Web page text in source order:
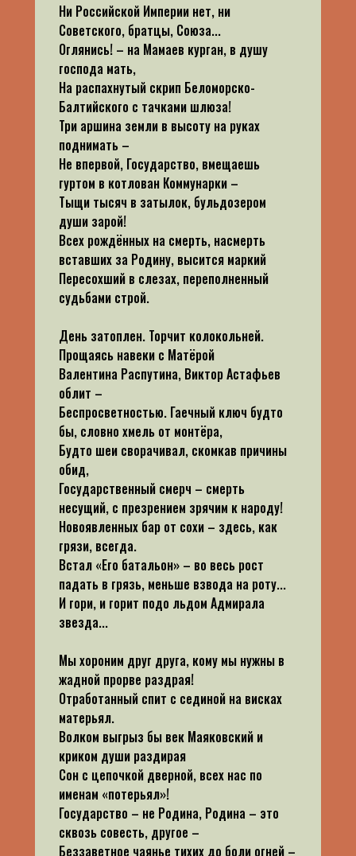
Ни Российской Империи нет, ни
Советского, братцы, Союза...
Оглянись! – на Мамаев курган, в душу
господа мать,
На распахнутый скрип Беломорско-
Балтийского с тачками шлюза!
Три аршина земли в высоту на руках
поднимать –
Не впервой, Государство, вмещаешь
гуртом в котлован Коммунарки –
Тыщи тысяч в затылок, бульдозером
души зарой!
Всех рождённых на смерть, насмерть
вставших за Родину, высится маркий
Пересохший в слезах, переполненный
судьбами строй.
День затоплен. Торчит колокольней.
Прощаясь навеки с Матёрой
Валентина Распутина, Виктор Астафьев
облит –
Беспросветностью. Гаечный ключ будто
бы, словно хмель от монтёра,
Будто шеи сворачивал, скомкав причины
обид,
Государственный смерч – смерть
несущий, с презрением зрячим к народу!
Новоявленных бар от сохи – здесь, как
грязи, всегда.
Встал «Его батальон» – во весь рост
падать в грязь, меньше взвода на роту...
И гори, и горит подо льдом Адмирала
звезда...
Мы хороним друг друга, кому мы нужны в
жадной прорве раздрая!
Отработанный спит с сединой на висках
матерьял.
Волком выгрыз бы век Маяковский и
криком души раздирая
Сон с цепочкой дверной, всех нас по
именам «потерьял»!
Государство – не Родина, Родина – это
сквозь совесть, другое –
Беззаветное чаянье тихих до боли огней –